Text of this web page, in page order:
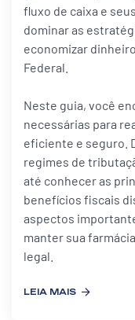
fluxo de caixa e
dominar as
economizar
Federal.
Neste guia, você
necessárias para
eficiente e seguro.
regimes de
até conhecer as
benefícios fiscais
aspectos
manter sua
legal.
LEIA MAIS